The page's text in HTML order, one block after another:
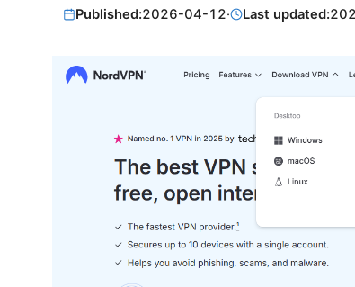
Published:2026-04-12· Last updated: